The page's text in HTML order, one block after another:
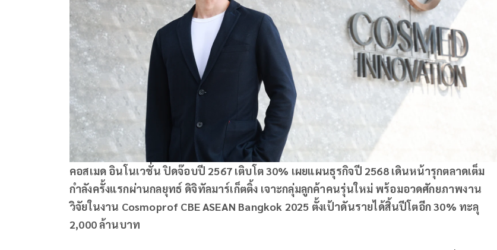
คอสเมด อินโนเวชั่น ปิดจ๊อบปี 2567 เติบโต 30% เผยแผนธุรกิจปี 2568 เดินหน้ารุกตลาดเต็ม
กำลังครั้งแรกผ่านกลยุทธ์ ดิจิทัลมาร์เก็ตติ้ง เจาะกลุ่มลูกค้าคนรุ่นใหม่ พร้อมอวดศักยภาพงาน
วิจัยในงาน Cosmoprof CBE ASEAN Bangkok 2025 ตั้งเป้าดันรายได้สิ้นปีโตอีก 30% ทะลุ
2,000 ล้านบาท